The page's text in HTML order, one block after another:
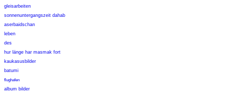
gleisarbeiten
sonnenuntergangszeit dahab
aserbaidschan
leben
des
hur länge har masmak fort
kaukasusbilder
batumi
flughafen
album bilder